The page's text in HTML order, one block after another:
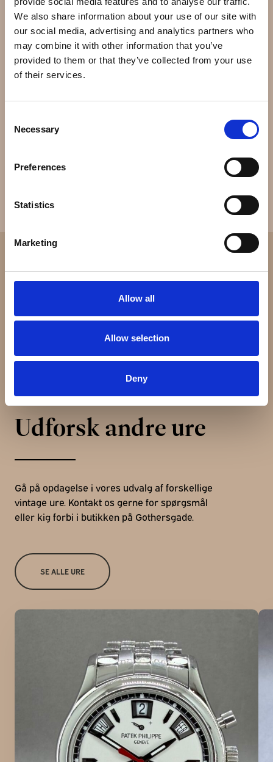
We also share information about your use of our site with
our social media, advertising and analytics partners who
may combine it with other information that you’ve
provided to them or that they’ve collected from your use
of their services.
Selection
Necessary
Preferences
Statistics
Marketing
Allow all
Allow selection
Deny
fremstille lommeure i 1839 i Geneve sammen med
Franciszek Czapek fra Tjekkiet. De stoppede
samarbejdet i 1844 og i 1845 slog Patek sig sammen
med urmageren Adrien Philippe, der havde opfundet
den nøgleløse optræksmekanisme. Patek Philippe & Co
Piguet regnes firmaet som en af “de tre store”.
Udforsk andre ure
Gå på opdagelse i vores udvalg af forskellige
vintage ure. Kontakt os gerne for spørgsmål
eller kig forbi i butikken på Gothersgade.
SE ALLE URE